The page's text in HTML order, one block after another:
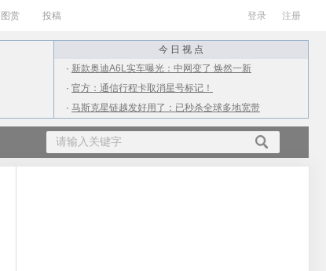
图赏 投稿 登录 注册
今 日 视 点
· 新款奥迪A6L实车曝光：中网变了 焕然一新
· 官方：通信行程卡取消星号标记！
· 马斯克星链越发好用了：已秒杀全球多地宽带
·ARM X3/A715/A510 CPU发布：最大12核
·从4千到2万！上半年值得购买的10款游戏本
·广电放号第二天：网友实测iPhone信号满格